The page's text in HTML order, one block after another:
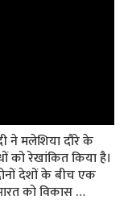
ने मलेशिया दौरे के
को रेखांकित किया है।
देशों के बीच एक
को विकास …